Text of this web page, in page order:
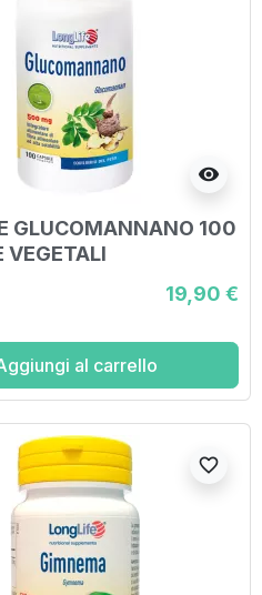
visibility
GLUCOMANNANO 100
VEGETALI
19,90 €
al carrello
favorite_border